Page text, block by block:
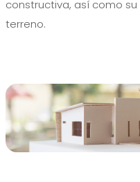
constructiva, así como
terreno.